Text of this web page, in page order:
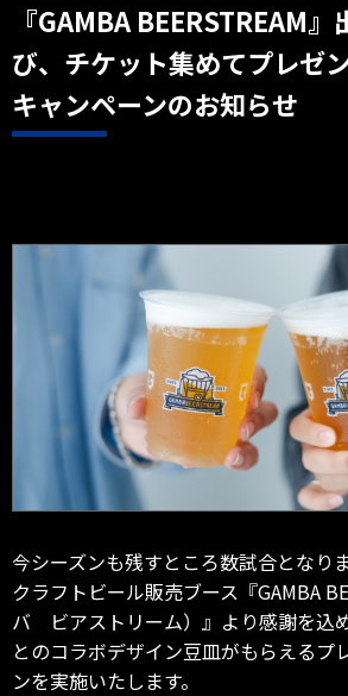
『GAMBA BEERSTREAM
び、チケット集めてプレゼ
キャンペーンのお知らせ
今シーズンも残すところ数試合となり
クラフトビール販売ブース『GAMBA
バ ビアストリーム）』より感謝を込
とのコラボデザイン豆皿がもらえるプ
ンを実施いたします。